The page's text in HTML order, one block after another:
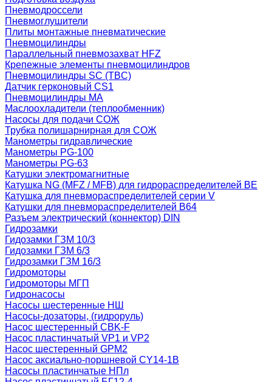
Пневмодроссели
Пневмоглушители
Плиты монтажные пневматические
Пневмоцилиндры
Параллельный пневмозахват HFZ
Крепежные элементы пневмоцилиндров
Пневмоцилиндры SC (TBC)
Датчик герконовый CS1
Пневмоцилиндры MA
Маслоохладители (теплообменник)
Насосы для подачи СОЖ
Трубка полишарнирная для СОЖ
Манометры гидравлические
Манометры PG-100
Манометры PG-63
Катушки электромагнитные
Катушка NG (MFZ / MFB) для гидрораспределителей ВЕ
Катушка для пневмораспределителей серии V
Катушки для пневмораспределителей В64
Разъем электрический (коннектор) DIN
Гидрозамки
Гидозамки ГЗМ 10/3
Гидозамки ГЗМ 6/3
Гидрозамки ГЗМ 16/3
Гидромоторы
Гидромоторы МГП
Гидронасосы
Насосы шестеренные НШ
Насосы-дозаторы, (гидроруль)
Насос шестеренный CBK-F
Насос пластинчатый VP1 и VP2
Насос шестеренный GPM2
Насос аксиально-поршневой CY14-1B
Насосы пластинчатые НПл